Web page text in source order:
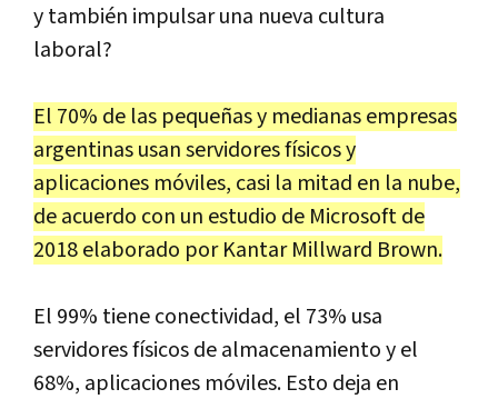
y también impulsar una nueva cultura
laboral?
El 70% de las pequeñas y medianas empresas
argentinas usan servidores físicos y
aplicaciones móviles, casi la mitad en la nube,
de acuerdo con un estudio de Microsoft de
2018 elaborado por Kantar Millward Brown.
El 99% tiene conectividad, el 73% usa
servidores físicos de almacenamiento y el
68%, aplicaciones móviles. Esto deja en